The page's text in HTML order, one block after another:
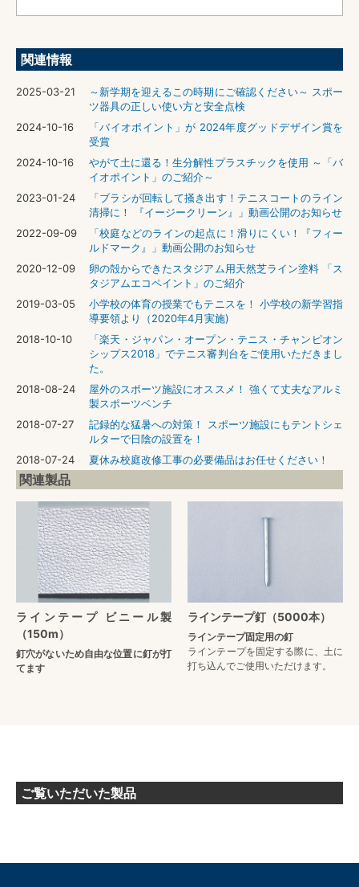
関連情報
2025-03-21
～新学期を迎えるこの時期にご確認ください～ スポー
ツ器具の正しい使い方と安全点検
2024-10-16
「バイオポイント」が 2024年度グッドデザイン賞を
受賞
2024-10-16
やがて土に還る！生分解性プラスチックを使用 ～「バ
イオポイント」のご紹介～
2023-01-24
「ブラシが回転して掻き出す！テニスコートのライン
清掃に！ 『イージークリーン』」動画公開のお知らせ
2022-09-09
「校庭などのラインの起点に！滑りにくい！『フィー
ルドマーク』」動画公開のお知らせ
2020-12-09
卵の殻からできたスタジアム用天然芝ライン塗料 「ス
タジアムエコペイント」のご紹介
2019-03-05
小学校の体育の授業でもテニスを！ 小学校の新学習指
導要領より（2020年4月実施)
2018-10-10
「楽天・ジャパン・オープン・テニス・チャンピオン
シップス2018」でテニス審判台をご使用いただきまし
た。
2018-08-24
屋外のスポーツ施設にオススメ！ 強くて丈夫なアルミ
製スポーツベンチ
2018-07-27
記録的な猛暑への対策！ スポーツ施設にもテントシェ
ルターで日陰の設置を！
2018-07-24
夏休み校庭改修工事の必要備品はお任せください！
関連製品
ラインテープ ビニール製
（150m）
釘穴がないため自由な位置に釘が打
てます
ラインテープ釘（5000本）
ラインテープ固定用の釘
ラインテープを固定する際に、土に
打ち込んでご使用いただけます。
ご覧いただいた製品